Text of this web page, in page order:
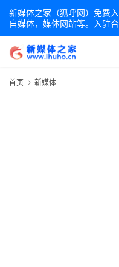
新媒体之家（狐呼网）免费
自媒体，媒体网站等。入驻
首页 新媒体